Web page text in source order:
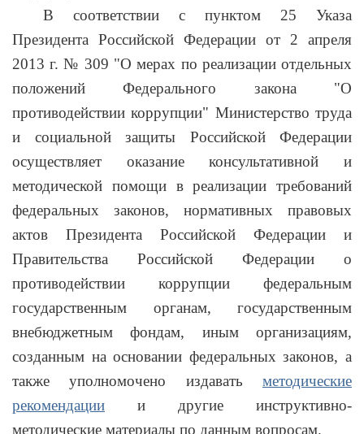
В соответствии с пунктом 25 Указа
Президента Российской Федерации от 2 апреля
2013 г. № 309 "О мерах по реализации отдельных
положений Федерального закона "О
противодействии коррупции" Министерство труда
и социальной защиты Российской Федерации
осуществляет оказание консультативной и
методической помощи в реализации требований
федеральных законов, нормативных правовых
актов Президента Российской Федерации и
Правительства Российской Федерации о
противодействии коррупции федеральным
государственным органам, государственным
внебюджетным фондам, иным организациям,
созданным на основании федеральных законов, а
также уполномочено издавать методические
рекомендации и другие инструктивно-
методические материалы по данным вопросам.